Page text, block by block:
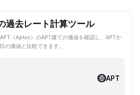
過去レート計算ツール
（Aptos）のAPT建ての価値を確認し、APTか
の価値と比較できます。
APT